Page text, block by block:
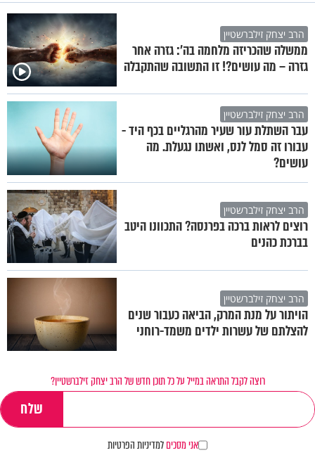
הרב יצחק זילברשטיין
ממשלה שהכריזה מלחמה בה’: גזרה אחר
גזרה – מה עושים?! זו התשובה שהתקבלה
הרב יצחק זילברשטיין
עבר השתלת עור שעיר מהרגליים בכף היד -
עבורו זה סמל לנס, ואשתו נגעלת. מה
עושים?
הרב יצחק זילברשטיין
רוצים לראות ברכה בפרנסה? התכוונו היטב
בברכת כהנים
הרב יצחק זילברשטיין
הויתור על מנת המרק, הביאה כעבור שנים
להצלתם של עשרות ילדים משמד-רוחני
רוצה לקבל התראה במייל על כל תוכן חדש של הרב יצחק זילברשטיין?
אני מסכיםלמדיניות הפרטיות